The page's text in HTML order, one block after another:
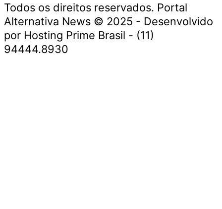
Todos os direitos reservados. Portal
Alternativa News © 2025 - Desenvolvido
por Hosting Prime Brasil - (11)
94444.8930